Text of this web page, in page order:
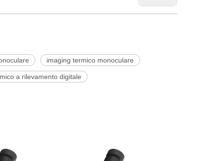
imaging termico monoculare
a rilevamento digitale